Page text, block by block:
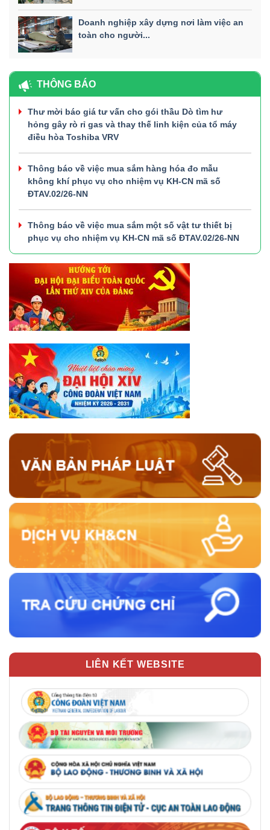
Doanh nghiệp xây dựng nơi làm việc an
toàn cho người...
THÔNG BÁO
Thư mời báo giá tư vấn cho gói thầu Dò tìm hư
hỏng gây rò rỉ gas và thay thế linh kiện của tổ máy
điều hòa Toshiba VRV
Thông báo về việc mua sắm hàng hóa đo mẫu
không khí phục vụ cho nhiệm vụ KH-CN mã số
ĐTAV.02/26-NN
Thông báo về việc mua sắm một số vật tư thiết bị
phục vụ cho nhiệm vụ KH-CN mã số ĐTAV.02/26-NN
LIÊN KẾT WEBSITE